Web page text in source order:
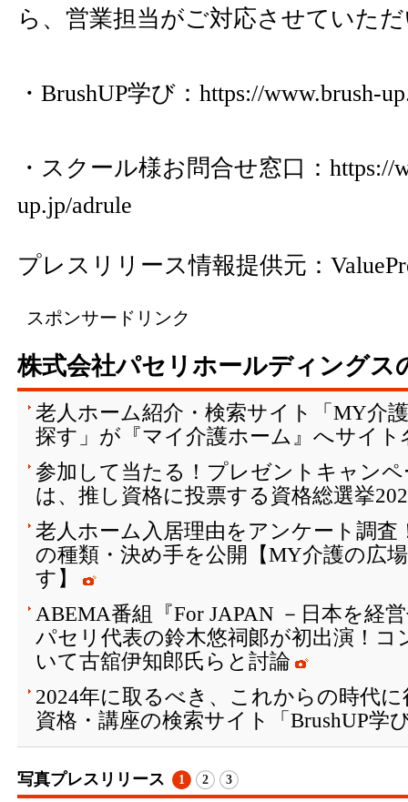
ら、営業担当がご対応させていた
・BrushUP学び： https://www.brush-
・スクール様お問合せ窓口： https://
up.jp/adrule
プレスリリース情報提供元：
スポンサードリンク
株式会社パセリホールディングス
老人ホーム紹介・検索サイト「MY介
探す」が『マイ介護ホーム』へサイト
参加して当たる！プレゼントキャン
は、推し資格に投票する資格総選挙
老人ホーム入居理由をアンケート調査
の種類・決め手を公開【MY介護の広
す】
ABEMA番組『For JAPAN －日本を経
パセリ代表の鈴木悠祠郞が初出演！
いて古舘伊知郎氏らと討論
2024年に取るべき、これからの時代
資格・講座の検索サイト「BrushUP学
写真プレスリリース 1 2 3